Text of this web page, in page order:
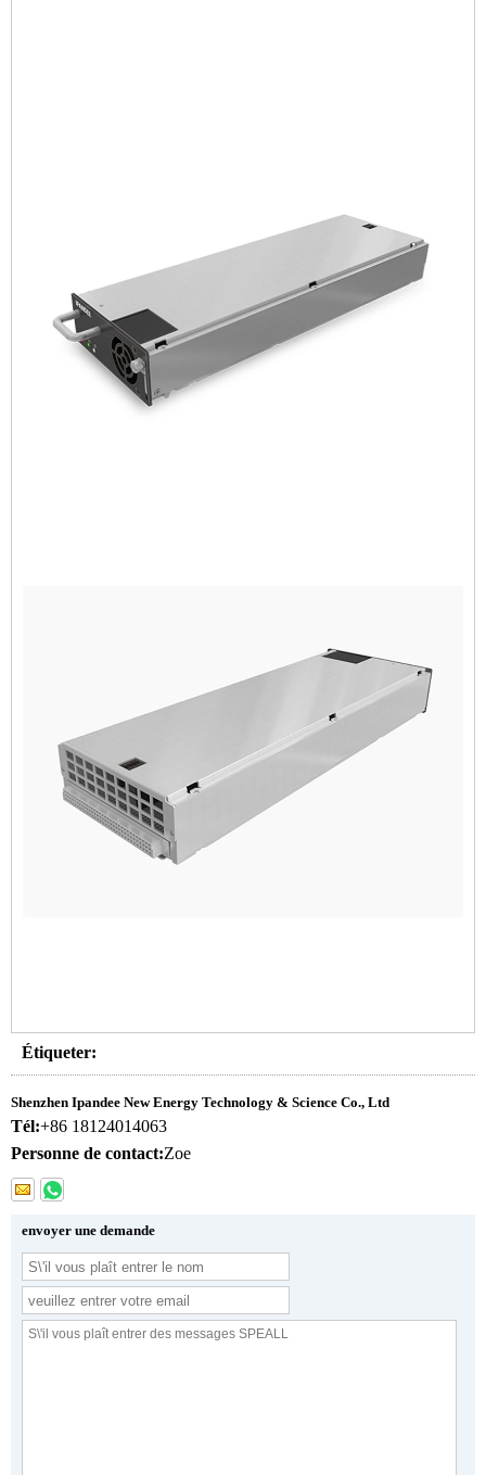
Étiqueter:
Shenzhen Ipandee New Energy Technology & Science Co., Ltd
Tél:+86 18124014063
Personne de contact:Zoe
envoyer une demande